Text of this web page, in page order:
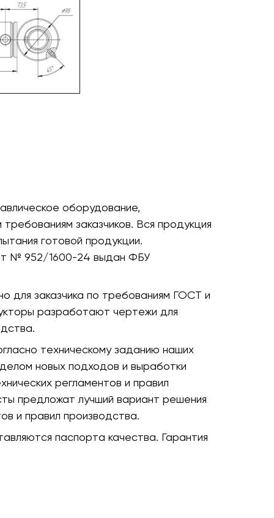
оборудование,
заказчиков. Вся продукция
готовой продукции.
№ 952/1600-24 выдан ФБУ
для заказчика по требованиям ГОСТ и
разработают чертежи для
техническому заданию наших
новых подходов и выработки
регламентов и правил
предложат лучший вариант решения
и правил производства.
паспорта качества. Гарантия